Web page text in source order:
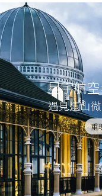
星宇航
遇見遠山
重